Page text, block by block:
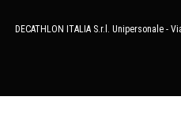
DECATHLON ITALIA S.r.l. Unipersonale -